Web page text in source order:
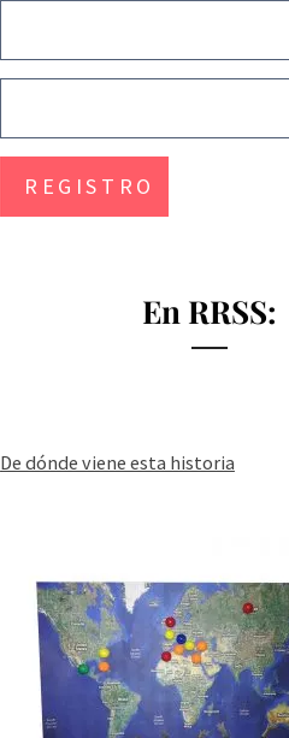
En RRSS:
De dónde viene esta historia